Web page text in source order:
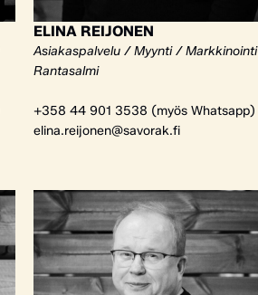
ELINA REIJONEN
Asiakaspalvelu / Myynti / Markkinointi
Rantasalmi
+358 44 901 3538 (myös Whatsapp)
elina.reijonen@savorak.fi